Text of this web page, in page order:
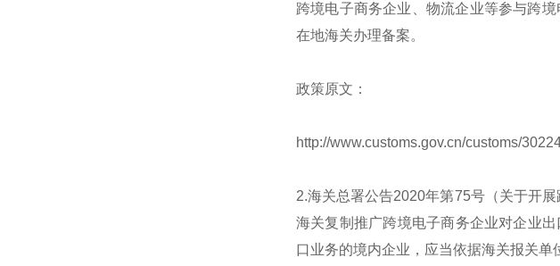
跨境电子商务企业、物流企业等参与跨
在地海关办理备案。
政策原文：
http://www.customs.gov.cn/customs/
2.海关总署公告2020年第75号（关于开
海关复制推广跨境电子商务企业对企业
口业务的境内企业，应当依据海关报关单